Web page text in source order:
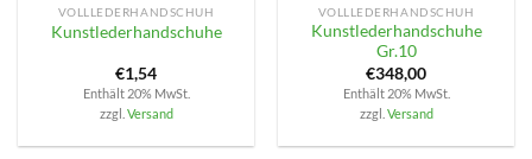
VOLLLEDERHANDSCHUH
Kunstlederhandschuhe
€1,54
Enthält 20% MwSt.
zzgl. Versand
VOLLLEDERHANDSCHUH
Kunstlederhandschuhe
Gr.10
€348,00
Enthält 20% MwSt.
zzgl. Versand